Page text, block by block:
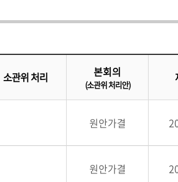
소관위 처리 본회의
(소관위 처리안)
원안가결
원안가결